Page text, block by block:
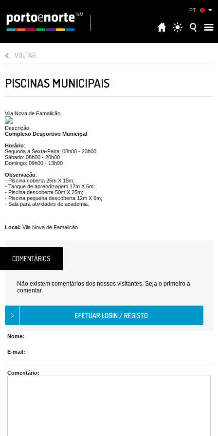
PT
VOLTAR
PISCINAS MUNICIPAIS
Vila Nova de Famalicão
Descrição
Complexo Desportivo Municipal
Horário:
Segunda a Sexta-Feira: 08h00 - 23h00
Sábado: 08h00 - 20h00
Domingo: 09h00 - 13h00
Observação:
- Piscina coberta 25m X 15m;
- Tanque de aprendizagem 12m X 6m;
- Piscina descoberta 50m X 25m;
- Piscina pequena descoberta 12m X 6m;
- Sala para atividades de academia.
Local: Vila Nova de Famalicão
COMENTÁRIOS
Não existem comentários dos nossos visitantes. Seja o primeiro a
comentar.
Nome:
E-mail:
Comentário: